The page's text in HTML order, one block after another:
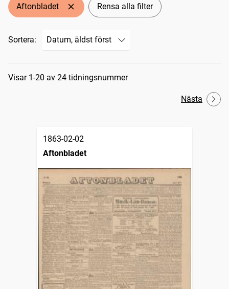
Aftonbladet Rensa alla filter
Sortera:
Sökresultat
Visar 1-20 av 24 tidningsnummer
Nästa
1863-02-02
Aftonbladet